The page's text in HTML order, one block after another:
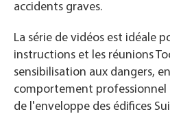
accidents graves.
La série de vidéos est idéale
instructions et les réunions
sensibilisation aux dangers,
comportement professionnel
de l'enveloppe des édifices